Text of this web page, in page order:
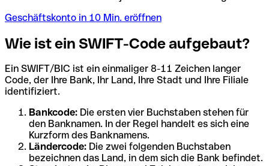
Geschäftskonto in 10 Min. eröffnen
Wie ist ein SWIFT-Code aufgebaut?
Ein SWIFT/BIC ist ein einmaliger 8-11 Zeichen langer
Code, der Ihre Bank, Ihr Land, Ihre Stadt und Ihre Filiale
identifiziert.
Bankcode: Die ersten vier Buchstaben stehen für
den Banknamen. In der Regel handelt es sich eine
Kurzform des Banknamens.
Ländercode: Die zwei folgenden Buchstaben
bezeichnen das Land, in dem sich die Bank befindet.